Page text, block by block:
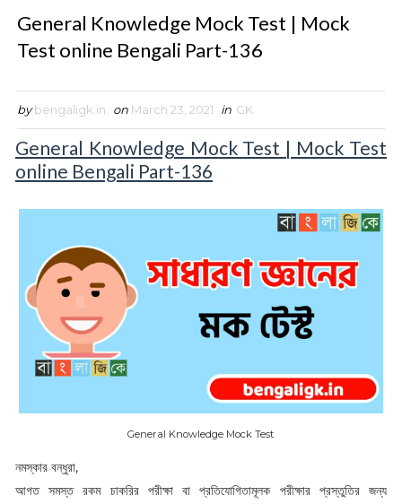
General Knowledge Mock Test | Mock
Test online Bengali Part-136
by bengaligk.in on March 23, 2021 in GK
General Knowledge Mock Test | Mock Test
online Bengali Part-136
General Knowledge Mock Test
নমস্কার বন্ধুরা,
আগত সমস্ত রকম চাকরির পরীক্ষা বা প্রতিযোগিতামূলক পরীক্ষার প্রস্তুতির জন্য